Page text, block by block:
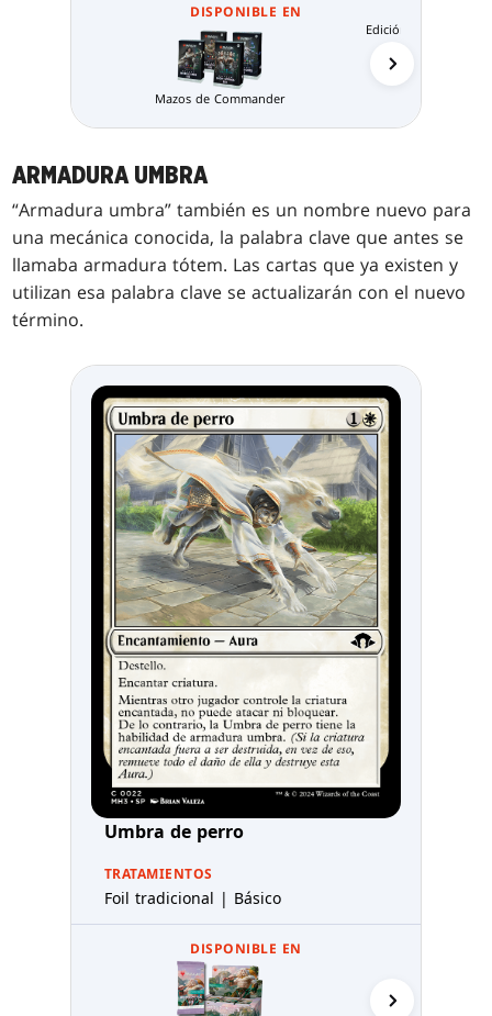
DISPONIBLE EN
Mazos de Commander
Edición de
ARMADURA UMBRA
“Armadura umbra” también es un nombre nuevo para
una mecánica conocida, la palabra clave que antes se
llamaba armadura tótem. Las cartas que ya existen y
utilizan esa palabra clave se actualizarán con el nuevo
término.
Umbra de perro
TRATAMIENTOS
Foil tradicional | Básico
DISPONIBLE EN